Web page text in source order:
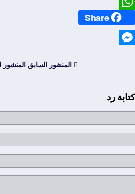
WhatsApp
Share
المنشور السابق المنشور
كتابة رد